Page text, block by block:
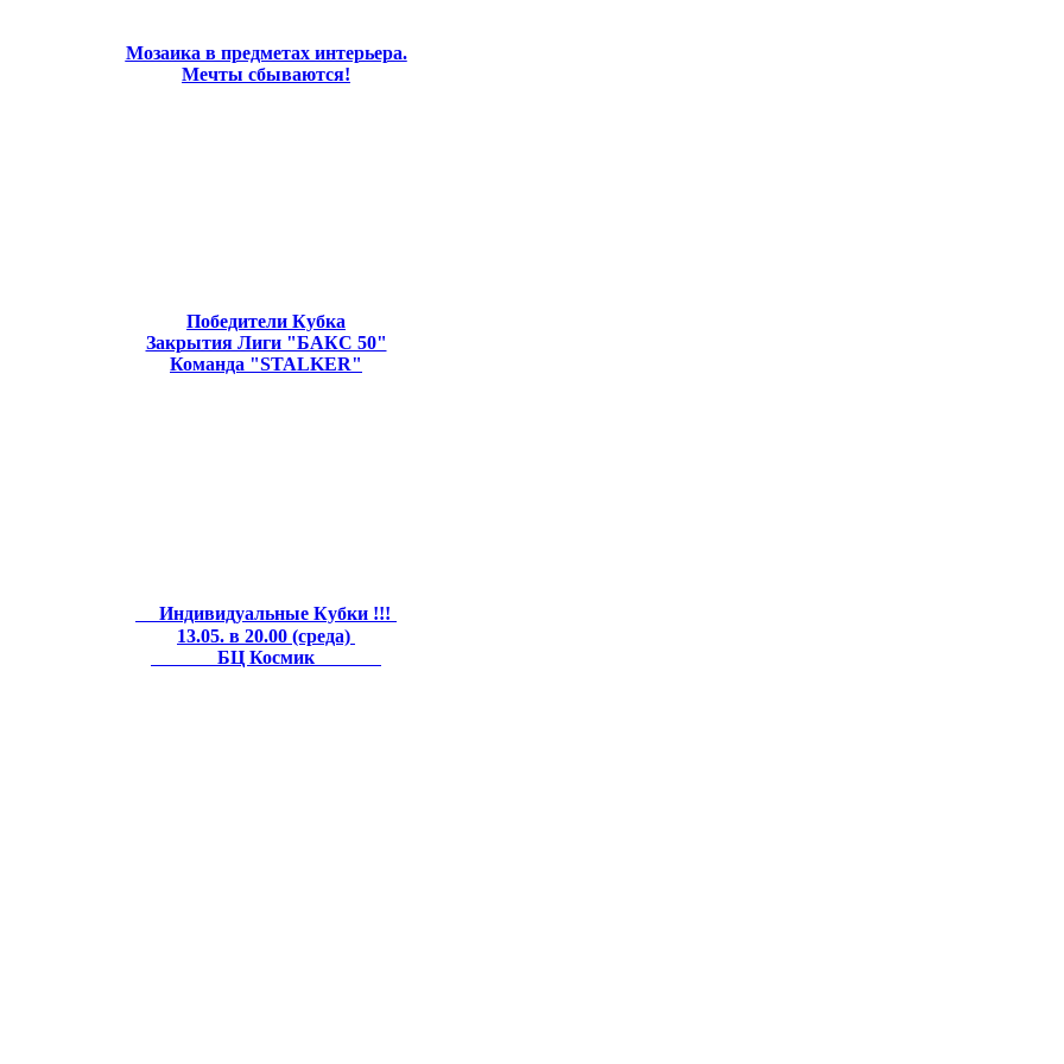
Мозаика в предметах интерьера.
Мечты сбываются!
Победители Кубка
Закрытия Лиги "БАКС 50"
Команда "STALKER"
Индивидуальные Кубки !!!
13.05. в 20.00 (среда)
БЦ Космик